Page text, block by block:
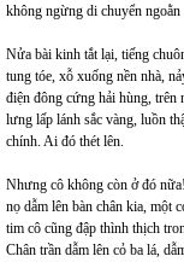
không ngừng di chuyển
Nửa bài kinh tắt lại, tiếng
tung tóe, xỗ xuống nền nhà,
điện đông cứng hải hùng, trên
lưng lấp lánh sắc vàng, luồn
chính. Ai đó thét lên.
Nhưng cô không còn ở đó
nọ dẫm lên bàn chân kia, một
tim cô cũng đập thình thịch
Chân trần dẫm lên cỏ ba lá,